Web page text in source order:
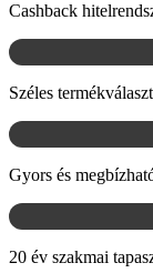
Cashback
Széles
Gyors és
20 év szakmai